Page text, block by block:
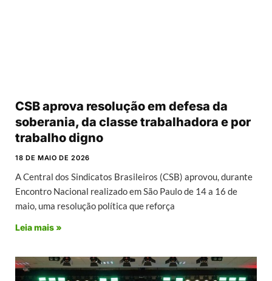
CSB aprova resolução em defesa da
soberania, da classe trabalhadora e por
trabalho digno
18 DE MAIO DE 2026
A Central dos Sindicatos Brasileiros (CSB) aprovou, durante
Encontro Nacional realizado em São Paulo de 14 a 16 de
maio, uma resolução política que reforça
Leia mais »